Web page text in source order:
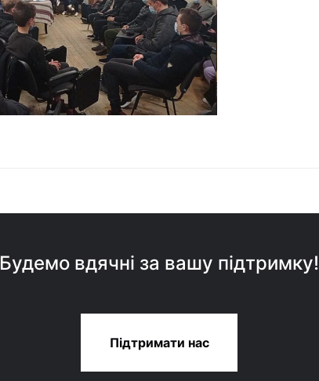
Будемо вдячні за вашу підтримку!
Підтримати нас